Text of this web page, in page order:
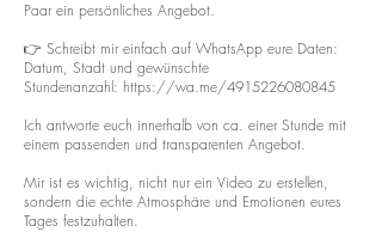
Paar ein persönliches Angebot.
👉 Schreibt mir einfach auf WhatsApp eure Daten:
Datum, Stadt und gewünschte
Stundenanzahl: https://wa.me/4915226080845
Ich antworte euch innerhalb von ca. einer Stunde mit
einem passenden und transparenten Angebot.
Mir ist es wichtig, nicht nur ein Video zu erstellen,
sondern die echte Atmosphäre und Emotionen eures
Tages festzuhalten.